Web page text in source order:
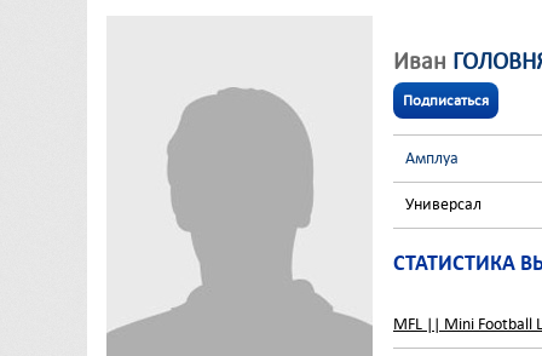
Иван
Подписаться
Амплуа
Универсал
СТАТИСТИКА
MFL || Mini Football